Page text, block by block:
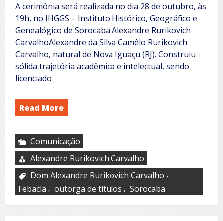
A cerimônia será realizada no dia 28 de outubro, às
19h, no IHGGS – Instituto Histórico, Geográfico e
Genealógico de Sorocaba Alexandre Rurikovich
CarvalhoAlexandre da Silva Camêlo Rurikovich
Carvalho, natural de Nova Iguaçu (RJ). Construiu
sólida trajetória acadêmica e intelectual, sendo
licenciado
Read More
Comunicação
Alexandre Rurikovich Carvalho
Dom Alexandre Rurikovich Carvalho ,
Febacla , outorga de títulos , Sorocaba